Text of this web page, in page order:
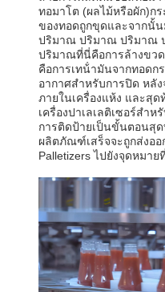
ทอมาโต (ผลไม้หรือผัก)ก
ของทอดถูกขุดและจากนั้
ปริมาณ ปริมาณ ปริมาณ
ปริมาณที่นี่คือการล้างขว
คือการเทน้ํามันจากทอดก
อากาศสําหรับการปิด หลั
ภายในเครื่องแห้ง และสุ
เครื่องปาเลเลติเซอร์สําห
การติดป้ายเป็นขั้นตอนสุ
ผลิตภัณฑ์เสร็จจะถูกส่งออ
Palletizers ไปยังจุดหมาย